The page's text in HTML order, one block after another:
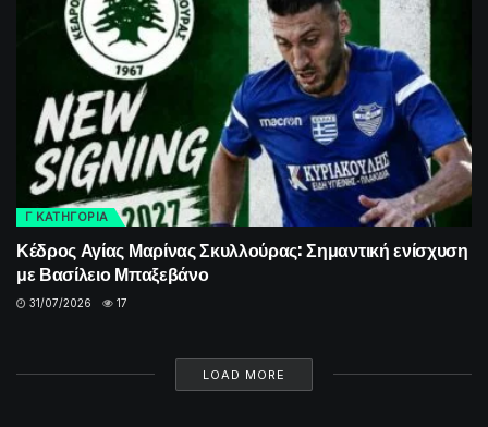
Γ ΚΑΤΗΓΟΡΙΑ
Κέδρος Αγίας Μαρίνας Σκυλλούρας: Σημαντική ενίσχυση
με Βασίλειο Μπαξεβάνο
31/07/2026 17
LOAD MORE